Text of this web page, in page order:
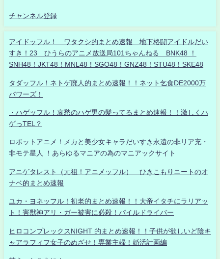
チャンネル登録
アイドッフル！ ワタクシ的まとめ速報 地下格闘アイドルだい
すき！23 ひうらのアニメ放送局101ちゃんねる BNK48 ！
SNH48！JKT48！MNL48！SGO48！GNZ48！STU48！SKE48
タダッフル！ネトゲ廃人的まとめ速報！！ネット乞食DE2000万
パワーズ！
・ハゲッフル！哀愁のハゲ男の髪ってるまとめ速報！！激しくハ
ゲっTEL？
ロボットアニメ！メカと美少女キャラだいすき永遠の非リア充・
非モテ星人 ！あらゆるマニアの為のマニアックサイト
アニゲタレスト（元祖！アニメッフル） ひきこもりニートのオ
ナベ的まとめ速報
ユカ・ヨネッフル！初老的まとめ速報！！大帝イタチにラリアッ
ト！害獣神アリ・ガー被害に必殺！パイルドライバー
ヒロコンプレックスNIGHT 的まとめ速報！！子供が欲しいど陰キ
ャアラフィフ女子のめざせ！専業主婦！婚活計画編